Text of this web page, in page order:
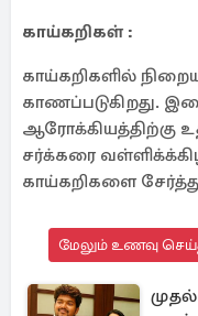
காய்கறிகள் :
காய்கறிகளில்
காணப்படுகிறது.
ஆரோக்கியத்திற்கு
சர்க்கரை
காய்கறிகளை
மேலும் உணவு